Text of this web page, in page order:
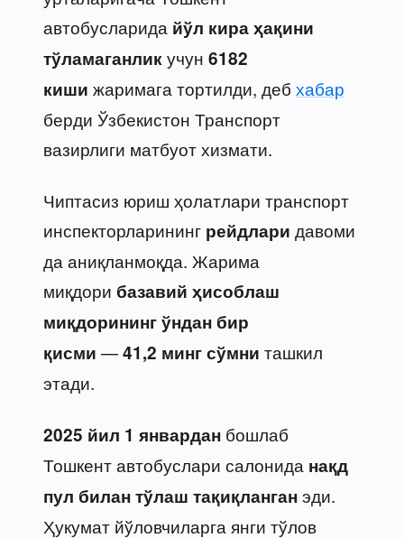
автобусларида йўл кира ҳақини
тўламаганликучун 6182
киши жаримага тортилди, деб хабар
берди Ўзбекистон Транспорт
вазирлиги матбуот хизмати.
Чиптасиз юриш ҳолатлари транспорт
инспекторларининг рейдлари давоми
да аниқланмоқда. Жарима
миқдори базавий ҳисоблаш
миқдорининг ўндан бир
қисми —41,2 минг сўмни ташкил
этади.
2025 йил 1 январдан бошлаб
Тошкент автобуслари салонида нақд
пул билан тўлаш тақиқланганэди.
Ҳукумат йўловчиларга янги тўлов